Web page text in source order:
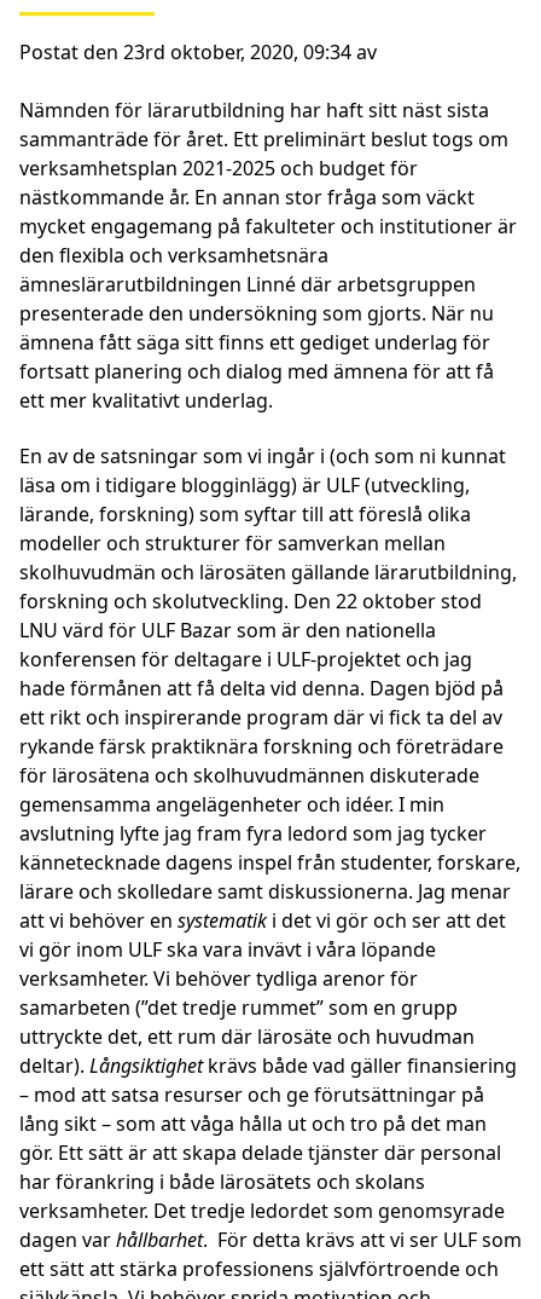
Postat den 23rd oktober, 2020, 09:34 av
Nämnden för lärarutbildning har haft sitt näst sista
sammanträde för året. Ett preliminärt beslut togs om
verksamhetsplan 2021-2025 och budget för
nästkommande år. En annan stor fråga som väckt
mycket engagemang på fakulteter och institutioner är
den flexibla och verksamhetsnära
ämneslärarutbildningen Linné där arbetsgruppen
presenterade den undersökning som gjorts. När nu
ämnena fått säga sitt finns ett gediget underlag för
fortsatt planering och dialog med ämnena för att få
ett mer kvalitativt underlag.
En av de satsningar som vi ingår i (och som ni kunnat
läsa om i tidigare blogginlägg) är ULF (utveckling,
lärande, forskning) som syftar till att föreslå olika
modeller och strukturer för samverkan mellan
skolhuvudmän och lärosäten gällande lärarutbildning,
forskning och skolutveckling. Den 22 oktober stod
LNU värd för ULF Bazar som är den nationella
konferensen för deltagare i ULF-projektet och jag
hade förmånen att få delta vid denna. Dagen bjöd på
ett rikt och inspirerande program där vi fick ta del av
rykande färsk praktiknära forskning och företrädare
för lärosätena och skolhuvudmännen diskuterade
gemensamma angelägenheter och idéer. I min
avslutning lyfte jag fram fyra ledord som jag tycker
kännetecknade dagens inspel från studenter, forskare,
lärare och skolledare samt diskussionerna. Jag menar
att vi behöver en systematik i det vi gör och ser att det
vi gör inom ULF ska vara invävt i våra löpande
verksamheter. Vi behöver tydliga arenor för
samarbeten (”det tredje rummet” som en grupp
uttryckte det, ett rum där lärosäte och huvudman
deltar). Långsiktighetkrävs både vad gäller finansiering
– mod att satsa resurser och ge förutsättningar på
lång sikt – som att våga hålla ut och tro på det man
gör. Ett sätt är att skapa delade tjänster där personal
har förankring i både lärosätets och skolans
verksamheter. Det tredje ledordet som genomsyrade
dagen varhållbarhet. För detta krävs att vi ser ULF som
ett sätt att stärka professionens självförtroende och